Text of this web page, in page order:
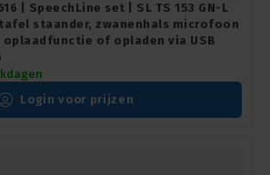
| SpeechLine set | SL TS 153 GN-L
tafel staander, zwanenhals microfoon
oplaadfunctie of opladen via USB
Login voor prijzen